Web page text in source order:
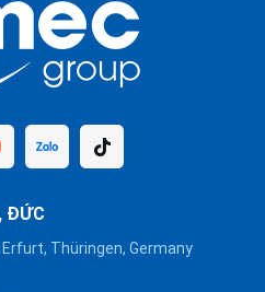
ĐỨC
Thüringen, Germany